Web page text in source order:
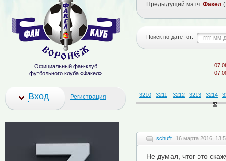
Предыдущий матч: Факел
Поиск по дате от:
3210 3211 3212 3213 3214
schuft 16 марта 2016,
Не думал, чтог это
Официальный фан-клуб
футбольного клуба «Факел»
Вход Регистрация